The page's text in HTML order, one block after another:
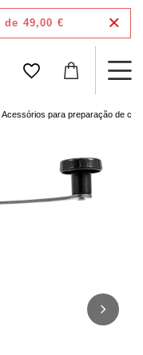
de 49,00 €
Acessórios para preparação de café